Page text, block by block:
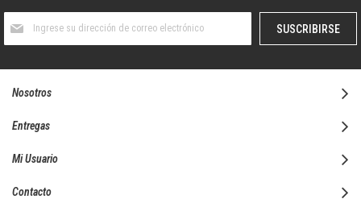
boletín
SUSCRIBIRSE
Nosotros
Entregas
Mi Usuario
Contacto